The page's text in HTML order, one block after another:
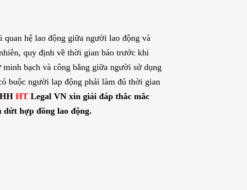
hệ lao động giữa người lao động và
quy định về thời gian báo trước khi
bạch và công bằng giữa người sử dụng
buộc người lap động phải làm đủ thời gian
HT Legal VN xin giải đáp thắc mắc
hợp đồng lao động.